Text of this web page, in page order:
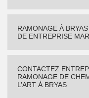
RAMONAGE À
DE ENTREPRISE
CONTACTEZ
RAMONAGE DE
L’ART À BRYAS